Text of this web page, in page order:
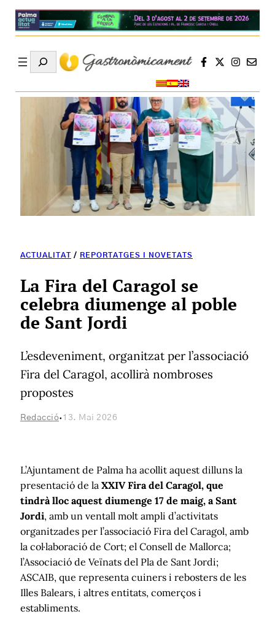
Search
ACTUALITAT / REPORTATGES I NOVETATS
La Fira del Caragol se
celebra diumenge al poble
de Sant Jordi
L’esdeveniment, organitzat per l’associació
Fira del Caragol, acollirà nombroses
propostes
Redacció· 13. Mai 2026
L’Ajuntament de Palma ha acollit aquest dilluns la
presentació de la XXIV Fira del Caragol, que
tindrà lloc aquest diumenge 17 de maig, a Sant
Jordi, amb un ventall molt ampli d’activitats
organitzades per l’associació Fira del Caragol, amb
la col·laboració de Cort; el Consell de Mallorca;
l’Associació de Veïnats del Pla de Sant Jordi;
ASCAIB, que representa cuiners i rebosters de les
Illes Balears, i altres entitats, comerços i
establiments.